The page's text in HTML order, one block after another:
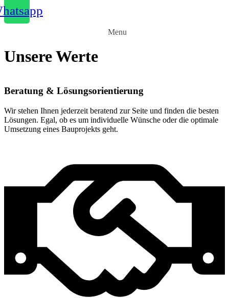
Menu
Unsere Werte
Beratung & Lösungsorientierung
Wir stehen Ihnen jederzeit beratend zur Seite und finden die besten
Lösungen. Egal, ob es um individuelle Wünsche oder die optimale
Umsetzung eines Bauprojekts geht.